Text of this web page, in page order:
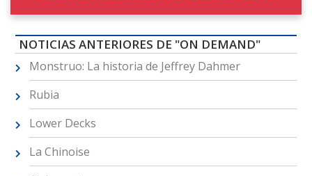
NOTICIAS ANTERIORES DE "ON DEMAND"
Monstruo: La historia de Jeffrey Dahmer
Rubia
Lower Decks
La Chinoise